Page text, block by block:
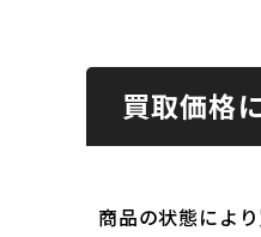
買取価格
商品の状態によ